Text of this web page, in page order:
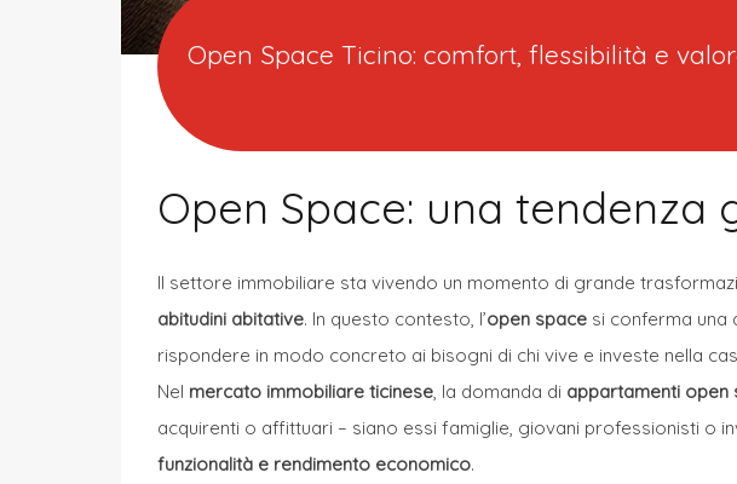
Open Space Ticino: comfort, flessibilità e
Open Space: una tendenza
Il settore immobiliare sta vivendo un momento di grande
abitudini abitative. In questo contesto, l’open space si conferma una
rispondere in modo concreto ai bisogni di chi vive e investe nella
Nel mercato immobiliare ticinese, la domanda di appartamenti open
acquirenti o affittuari – siano essi famiglie, giovani professionisti o
funzionalità e rendimento economico.